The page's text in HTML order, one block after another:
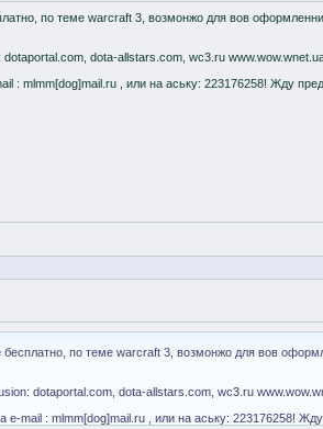
по теме warcraft 3, возмонжо для вов
dota-allstars.com, wc3.ru www.wow.wnet.ua
: mlmm[dog]mail.ru , или на аську: 223176258! Жду
по теме warcraft 3, возмонжо для вов
dotaportal.com, dota-allstars.com, wc3.ru
mail : mlmm[dog]mail.ru , или на аську: 223176258!